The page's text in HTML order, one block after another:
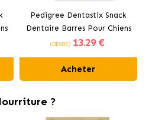
Pedigree Dentastix Snack
Dentaire Barres Pour Chiens
Grands +25 kg
(DESDE) 13.29 €
Acheter
?